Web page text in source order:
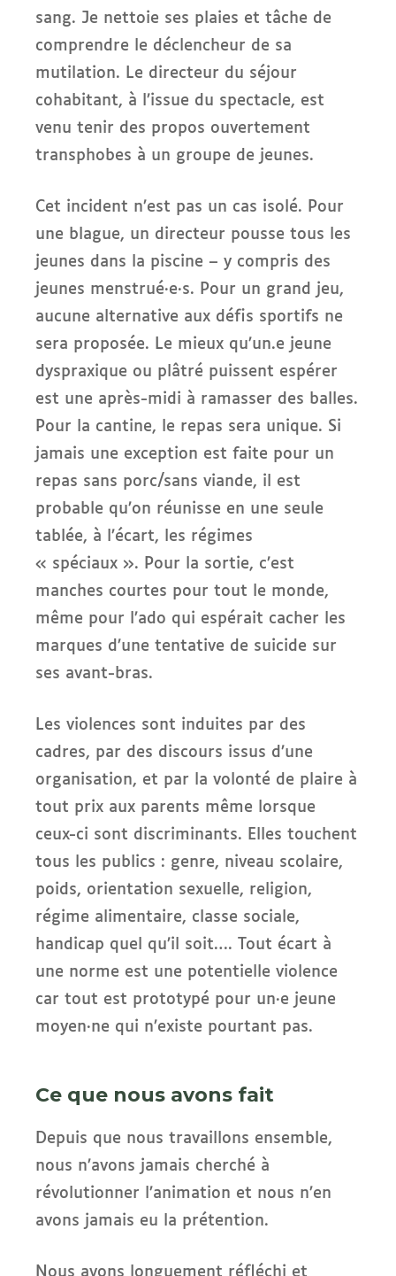
sang. Je nettoie ses plaies et tâche de
comprendre le déclencheur de sa
mutilation. Le directeur du séjour
cohabitant, à l’issue du spectacle, est
venu tenir des propos ouvertement
transphobes à un groupe de jeunes.
Cet incident n’est pas un cas isolé. Pour
une blague, un directeur pousse tous les
jeunes dans la piscine – y compris des
jeunes menstrué·e·s. Pour un grand jeu,
aucune alternative aux défis sportifs ne
sera proposée. Le mieux qu’un.e jeune
dyspraxique ou plâtré puissent espérer
est une après-midi à ramasser des balles.
Pour la cantine, le repas sera unique. Si
jamais une exception est faite pour un
repas sans porc/sans viande, il est
probable qu’on réunisse en une seule
tablée, à l’écart, les régimes
« spéciaux ». Pour la sortie, c’est
manches courtes pour tout le monde,
même pour l’ado qui espérait cacher les
marques d’une tentative de suicide sur
ses avant-bras.
Les violences sont induites par des
cadres, par des discours issus d’une
organisation, et par la volonté de plaire à
tout prix aux parents même lorsque
ceux-ci sont discriminants. Elles touchent
tous les publics : genre, niveau scolaire,
poids, orientation sexuelle, religion,
régime alimentaire, classe sociale,
handicap quel qu’il soit…. Tout écart à
une norme est une potentielle violence
car tout est prototypé pour un·e jeune
moyen·ne qui n’existe pourtant pas.
Ce que nous avons fait
Depuis que nous travaillons ensemble,
nous n’avons jamais cherché à
révolutionner l’animation et nous n’en
avons jamais eu la prétention.
Nous avons longuement réfléchi et